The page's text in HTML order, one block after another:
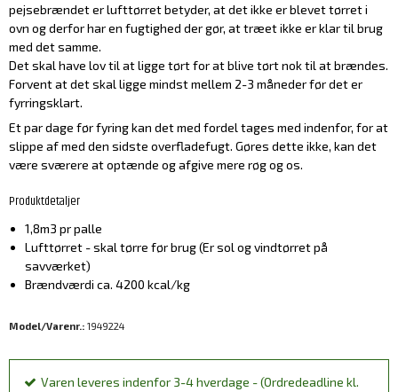
pejsebrændet er lufttørret betyder, at det ikke er blevet tørret i
ovn og derfor har en fugtighed der gør, at træet ikke er klar til brug
med det samme.
Det skal have lov til at ligge tørt for at blive tørt nok til at brændes.
Forvent at det skal ligge mindst mellem 2-3 måneder før det er
fyrringsklart.
Et par dage før fyring kan det med fordel tages med indenfor, for at
slippe af med den sidste overfladefugt. Gøres dette ikke, kan det
være sværere at optænde og afgive mere røg og os.
Produktdetaljer
1,8m3 pr palle
Lufttørret - skal tørre før brug (Er sol og vindtørret på
savværket)
Brændværdi ca. 4200 kcal/kg
Model/Varenr.: 1949224
Varen leveres indenfor 3-4 hverdage - (Ordredeadline kl.